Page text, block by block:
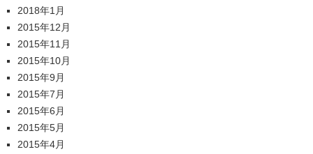
2018年1月
2015年12月
2015年11月
2015年10月
2015年9月
2015年7月
2015年6月
2015年5月
2015年4月